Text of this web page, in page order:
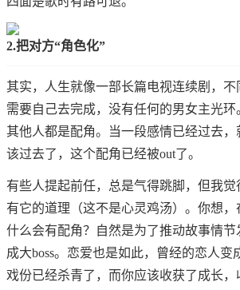
2.把对方“角色化”
其实，人生就像一部长篇电视连续剧，不
需要自己去完成，没有任何的男女主光环
其他人都是配角。当一段感情已经过去
该过去了，这个配角已经被out了。
有些人提起前任，总是气得跳脚，但我
有它的道理（这不是心灵鸡汤）。你想
什么会有配角？自然是为了推动故事情
成大boss。恋爱也是如此，曾经的恋人变
戏份已经杀青了，而你应该收获了成长